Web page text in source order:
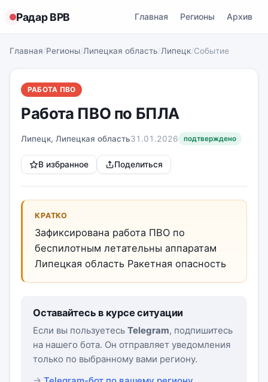
Радар ВРВ Главная Регионы Архив
Главная/Регионы/Липецкая область/Липецк/Событие
РАБОТА ПВО
Работа ПВО по БПЛА
Липецк, Липецкая область31.01.2026 подтверждено
В избранное Поделиться
КРАТКО
Зафиксирована работа ПВО по
беспилотным летательны аппаратам
Липецкая область Ракетная опасность
Оставайтесь в курсе ситуации
Если вы пользуетесь Telegram, подпишитесь
на нашего бота. Он отправляет уведомления
только по выбранному вами региону.